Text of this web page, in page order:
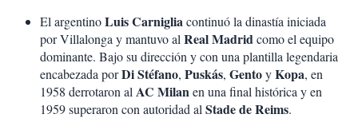
El argentinoLuis Carnigliacontinuó la dinastía iniciada
por Villalonga y mantuvo alReal Madridcomo el equipo
dominante. Bajo su dirección y con una plantilla legendaria
encabezada porDi Stéfano, Puskás, GentoyKopa, en
1958 derrotaron alAC Milanen una final histórica y en
1959 superaron con autoridad alStade de Reims.